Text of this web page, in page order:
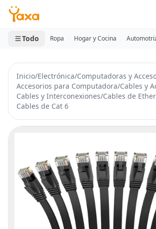
MINI CARRITO
0 productos
Todo Ropa Hogar y Cocina
Inicio/Electrónica/Computadoras y
Accesorios para Computadora/Cables y
Cables y Interconexiones/Cables de
Cables de Cat 6